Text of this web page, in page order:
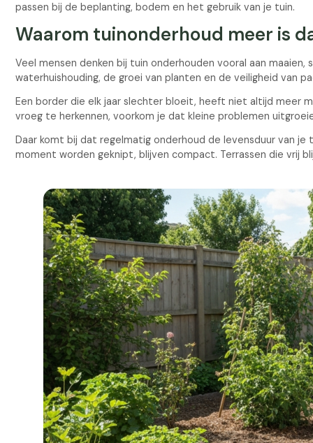
passen bij de beplanting, bodem en het gebruik van je tuin.
Waarom tuinonderhoud meer is
Veel mensen denken bij tuin onderhouden vooral aan
waterhuishouding, de groei van planten en de veiligheid van
Een border die elk jaar slechter bloeit, heeft niet altijd meer
vroeg te herkennen, voorkom je dat kleine problemen
Daar komt bij dat regelmatig onderhoud de levensduur van
moment worden geknipt, blijven compact. Terrassen die vrij